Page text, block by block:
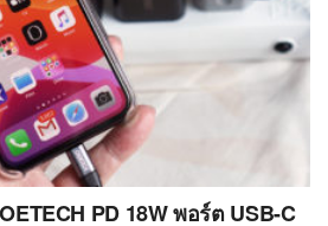
PD 18W พอร์ต USB-C